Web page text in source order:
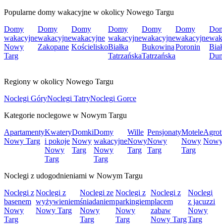
Popularne domy wakacyjne w okolicy Nowego Targu
Domy
wakacyjne
Nowy
Targ
Domy
wakacyjne
Zakopane
Domy
wakacyjne
Kościelisko
Domy
wakacyjne
Białka
Tatrzańska
Domy
wakacyjne
Bukowina
Tatrzańska
Domy
wakacyjne
Poronin
Regiony w okolicy Nowego Targu
Noclegi GóryNoclegi TatryNoclegi Gorce
Kategorie noclegowe w Nowym Targu
Apartamenty
Nowy Targ
Kwatery
i pokoje
Nowy
Targ
Domki
Nowy
Targ
Domy
wakacyjne
Nowy
Targ
Wille
Nowy
Targ
Pensjonaty
Nowy
Targ
Motele
Nowy
Targ
Noclegi z udogodnieniami w Nowym Targu
Noclegi z
basenem
Nowy
Targ
Noclegi z
wyżywieniem
Nowy Targ
Noclegi ze
śniadaniem
Nowy
Targ
Noclegi z
parkingiem
Nowy
Targ
Noclegi z
placem
zabaw
Nowy Targ
Noclegi
z jacuzzi
Nowy
Targ